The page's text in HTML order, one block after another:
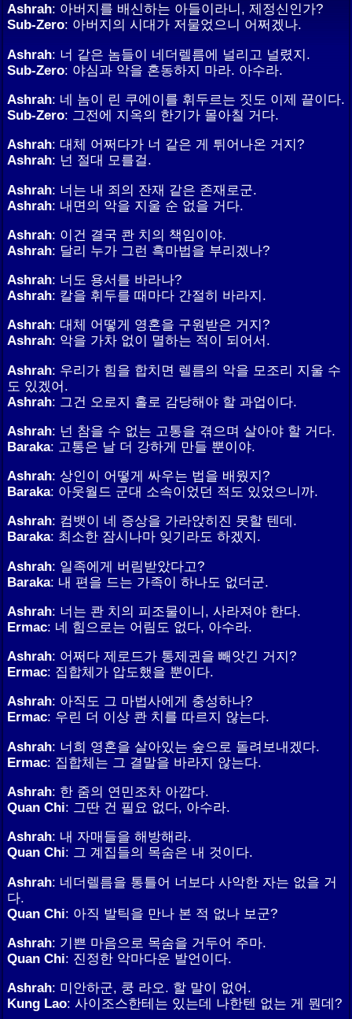
Ashrah: 아버지를 배신하는 아들이라니, 제정신인가?
Sub-Zero: 아버지의 시대가 저물었으니 어쩌겠나.
Ashrah: 너 같은 놈들이 네더렐름에 널리고 널렸지.
Sub-Zero: 야심과 악을 혼동하지 마라. 아수라.
Ashrah: 네 놈이 린 쿠에이를 휘두르는 짓도 이제 끝이다.
Sub-Zero: 그전에 지옥의 한기가 몰아칠 거다.
Ashrah: 대체 어쩌다가 너 같은 게 튀어나온 거지?
Ashrah: 넌 절대 모를걸.
Ashrah: 너는 내 죄의 잔재 같은 존재로군.
Ashrah: 내면의 악을 지울 순 없을 거다.
Ashrah: 이건 결국 콴 치의 책임이야.
Ashrah: 달리 누가 그런 흑마법을 부리겠나?
Ashrah: 너도 용서를 바라나?
Ashrah: 칼을 휘두를 때마다 간절히 바라지.
Ashrah: 대체 어떻게 영혼을 구원받은 거지?
Ashrah: 악을 가차 없이 멸하는 적이 되어서.
Ashrah: 우리가 힘을 합치면 렐름의 악을 모조리 지울 수
도 있겠어.
Ashrah: 그건 오로지 홀로 감당해야 할 과업이다.
Ashrah: 넌 참을 수 없는 고통을 겪으며 살아야 할 거다.
Baraka: 고통은 날 더 강하게 만들 뿐이야.
Ashrah: 상인이 어떻게 싸우는 법을 배웠지?
Baraka: 아웃월드 군대 소속이었던 적도 있었으니까.
Ashrah: 컴뱃이 네 증상을 가라앉히진 못할 텐데.
Baraka: 최소한 잠시나마 잊기라도 하겠지.
Ashrah: 일족에게 버림받았다고?
Baraka: 내 편을 드는 가족이 하나도 없더군.
Ashrah: 너는 콴 치의 피조물이니, 사라져야 한다.
Ermac: 네 힘으로는 어림도 없다, 아수라.
Ashrah: 어쩌다 제로드가 통제권을 빼앗긴 거지?
Ermac: 집합체가 압도했을 뿐이다.
Ashrah: 아직도 그 마법사에게 충성하나?
Ermac: 우린 더 이상 콴 치를 따르지 않는다.
Ashrah: 너희 영혼을 살아있는 숲으로 돌려보내겠다.
Ermac: 집합체는 그 결말을 바라지 않는다.
Ashrah: 한 줌의 연민조차 아깝다.
Quan Chi: 그딴 건 필요 없다, 아수라.
Ashrah: 내 자매들을 해방해라.
Quan Chi: 그 계집들의 목숨은 내 것이다.
Ashrah: 네더렐름을 통틀어 너보다 사악한 자는 없을 거
다.
Quan Chi: 아직 발틱을 만나 본 적 없나 보군?
Ashrah: 기쁜 마음으로 목숨을 거두어 주마.
Quan Chi: 진정한 악마다운 발언이다.
Ashrah: 미안하군, 쿵 라오. 할 말이 없어.
Kung Lao: 사이조스한테는 있는데 나한텐 없는 게 뭔데?